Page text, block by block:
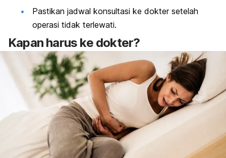
Pastikan jadwal konsultasi ke dokter setelah
operasi tidak terlewati.
Kapan harus ke dokter?